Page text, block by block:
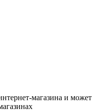
магазина и может